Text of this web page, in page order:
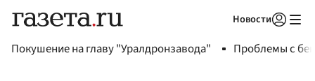
Новости
Покушение на главу "Уралдронзавода" Проблемы с